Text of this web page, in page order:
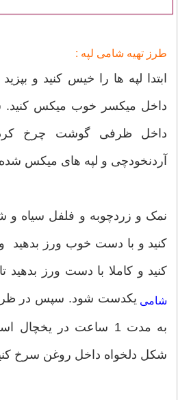
طرز تهیه شامی لپه :
ابتدا لپه ها را خیس کنید و
داخل میکسر خوب میکس کنید.
داخل ظرفی گوشت چرخ
آردنخودچی و لپه های میکس شده
نمک و زردچوبه و فلفل سیاه و
کنید و با دست خوب ورز بدهید
کنید و کاملا با دست ورز
شامییکدست شود. سپس در ظرف
به مدت 1 ساعت در
شکل دلخواه داخل روغن سرخ